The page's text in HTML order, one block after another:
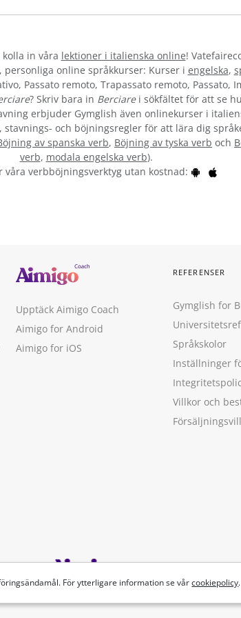
in våra lektioner i italienska online!
personliga online språkkurser: Kurser i engelska,
Passato remoto, Trapassato remoto, Passato,
? Skriv bara in Berciarei sökfältet för att se
erbjuder Gymglish även onlinekurser i
stavnings- och böjningsregler för att lära dig
av spanska verb, Böjning av tyska verb och
verb, modala engelska verb).
våra verbböjningsverktyg utan kostnad:
För ytterligare information se vårcookiepolicy.
Upptäck Aimigo Coach
Aimigo for Android
Aimigo for iOS
REFERENSER
Gymglish for
Språkskolor
Inställninger
Villkor och